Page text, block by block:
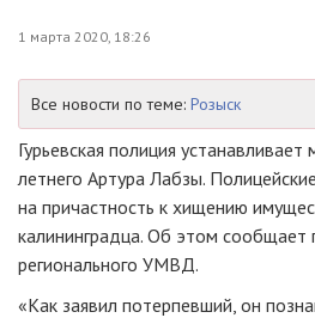
1 марта 2020, 18:26
Все новости по теме: Розыск
Гурьевская полиция
летнего Артура Лабзы.
на причастность к хищению
калининградца. Об этом сообщает
регионального УМВД.
«Как заявил потерпевший, он